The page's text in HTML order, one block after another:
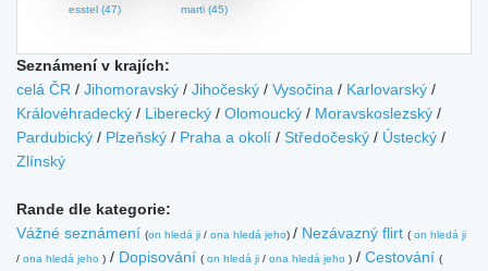
esstel (47) marti (45)
Seznámení v krajích:
celá ČR / Jihomoravský / Jihočeský / Vysočina / Karlovarský /
Královéhradecký / Liberecký / Olomoucký / Moravskoslezský /
Pardubický / Plzeňský / Praha a okolí / Středočeský / Ústecký /
Zlínský
Rande dle kategorie:
Vážné seznámení (on hledá ji / ona hledá jeho) / Nezávazný flirt ( on hledá ji
/ ona hledá jeho ) / Dopisování ( on hledá ji / ona hledá jeho ) / Cestování (